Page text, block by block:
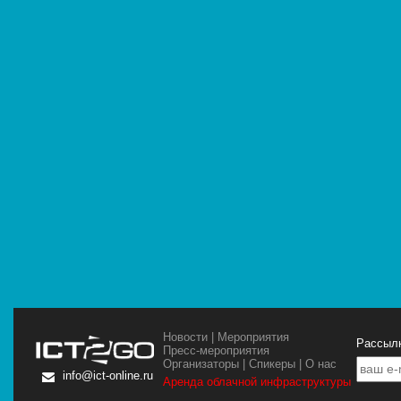
info@ict-online.ru
Новости | Мероприятия
Пресс-мероприятия
Организаторы |Спикеры |О нас
Аренда облачной инфраструктуры